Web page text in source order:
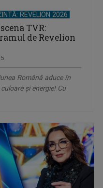
REVELION 2026
TVR:
de Revelion
Română aduce în
și energie! Cu